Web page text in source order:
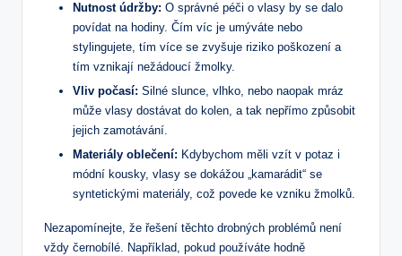
Nutnost ⁤údržby: O správné péči o ⁢vlasy by se dalo
⁢povídat⁢ na hodiny. Čím‌ víc je umýváte nebo
stylingujete,‌ tím více se​ zvyšuje‍ riziko poškození a
tím vznikají nežádoucí ​žmolky.
Vliv ⁤počasí: ‍Silné slunce,​ vlhko, nebo‍ naopak‍ mráz
může vlasy dostávat do kolen,​ a tak nepřímo způsobit
jejich‍ zamotávání.
Materiály ‌oblečení: Kdybychom⁢ měli vzít‌ v potaz i
⁣módní ‌kousky, vlasy ​se ‍dokážou „kamarádit“ ⁢se
syntetickými materiály, což povede ke ​vzniku žmolků.
Nezapomínejte,‍ že řešení těchto ⁤drobných problémů není⁤
vždy ‍černobílé.⁢ Například, pokud používáte ⁢hodně